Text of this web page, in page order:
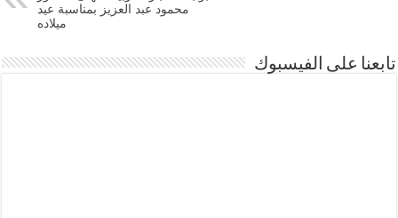
محمود عبد العزيز بمناسبة عيد
ميلاده
تابعنا على الفيسبوك